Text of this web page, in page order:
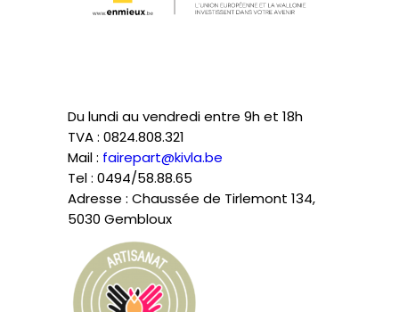
Du lundi au vendredi entre 9h et 18h
TVA : 0824.808.321
Mail : fairepart@kivla.be
Tel : 0494/58.88.65
Adresse : Chaussée de Tirlemont 134,
5030 Gembloux